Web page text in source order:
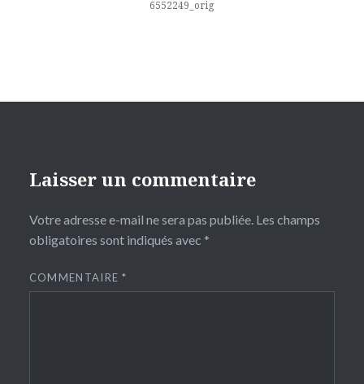
6552249_orig
Laisser un commentaire
Votre adresse e-mail ne sera pas publiée. Les champs
obligatoires sont indiqués avec *
COMMENTAIRE*